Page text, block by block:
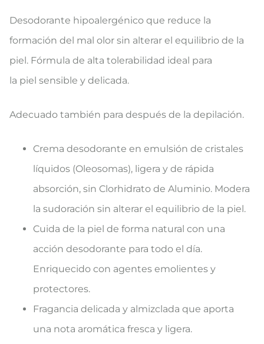
Desodorante hipoalergénico que reduce la
formación del mal olor sin alterar el equilibrio de la
piel. Fórmula de alta tolerabilidad ideal para
la piel sensible y delicada.
Adecuado también para después de la depilación​.
​Crema desodorante en emulsión de cristales
líquidos (Oleosomas), ligera y de rápida
absorción, sin Clorhidrato de Aluminio. Modera
la sudoración sin alterar el equilibrio de la piel.
Cuida de la piel de forma natural con una
acción desodorante para todo el día.
Enriquecido con agentes emolientes y
protectores.
Fragancia delicada y almizclada que aporta
una nota aromática fresca y ligera.